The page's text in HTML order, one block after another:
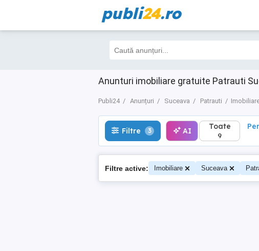
publi24.ro
Anunturi imobiliare gratuite Patrauti
Publi24 Anunțuri Suceava Patrauti
Filtre 3 AI
Filtre 3 AI Toate
9
Filtre active: Imobiliare Suceava